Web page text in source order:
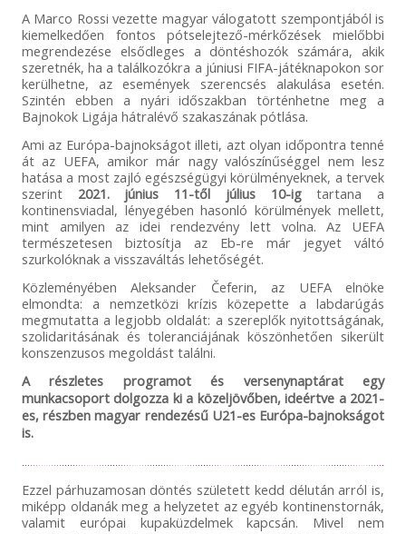
A Marco Rossi vezette magyar válogatott szempontjából is
kiemelkedően fontos pótselejtező-mérkőzések mielőbbi
megrendezése elsődleges a döntéshozók számára, akik
szeretnék, ha a találkozókra a júniusi FIFA-játéknapokon sor
kerülhetne, az események szerencsés alakulása esetén.
Szintén ebben a nyári időszakban történhetne meg a
Bajnokok Ligája hátralévő szakaszának pótlása.
Ami az Európa-bajnokságot illeti, azt olyan időpontra tenné
át az UEFA, amikor már nagy valószínűséggel nem lesz
hatása a most zajló egészségügyi körülményeknek, a tervek
szerint 2021. június 11-től július 10-igtartana a
kontinensviadal, lényegében hasonló körülmények mellett,
mint amilyen az idei rendezvény lett volna. Az UEFA
természetesen biztosítja az Eb-re már jegyet váltó
szurkolóknak a visszaváltás lehetőségét.
Közleményében Aleksander Čeferin, az UEFA elnöke
elmondta: a nemzetközi krízis közepette a labdarúgás
megmutatta a legjobb oldalát: a szereplők nyitottságának,
szolidaritásának és toleranciájának köszönhetően sikerült
konszenzusos megoldást találni.
A részletes programot és versenynaptárat egy
munkacsoport dolgozza ki a közeljövőben, ideértve a 2021-
es, részben magyar rendezésű U21-es Európa-bajnokságot
is.
Ezzel párhuzamosan döntés született kedd délután arról is,
miképp oldanák meg a helyzetet az egyéb kontinenstornák,
valamit európai kupaküzdelmek kapcsán. Mivel nem